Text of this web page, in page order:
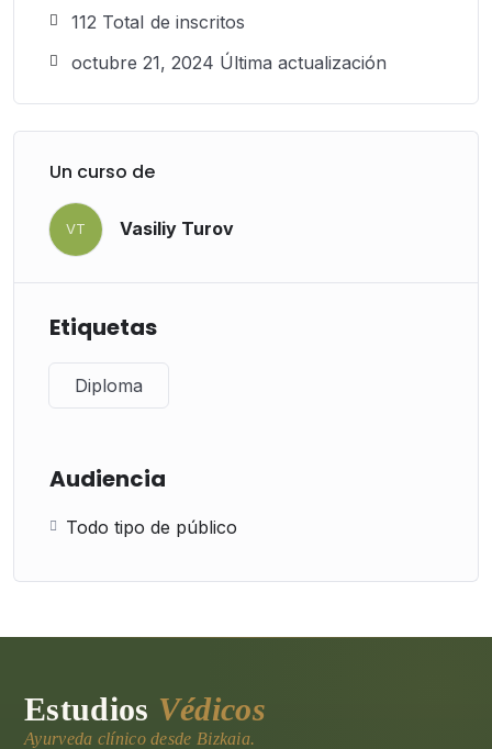
112 TotaI de inscritos
octubre 21, 2024 Última actualización
Un curso de
VT Vasiliy Turov
Etiquetas
Diploma
Audiencia
Todo tipo de público
Estudios Védicos
Ayurveda clínico desde Bizkaia.